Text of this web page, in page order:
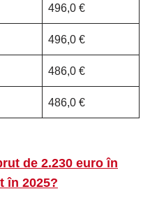
496,0 €
496,0 €
486,0 €
486,0 €
de 2.230 euro în
în 2025?